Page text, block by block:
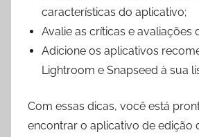
características do aplicativo;
Avalie as críticas e avaliações
Adicione os aplicativos
Lightroom e Snapseed à sua
Com essas dicas, você está
encontrar o aplicativo de edição